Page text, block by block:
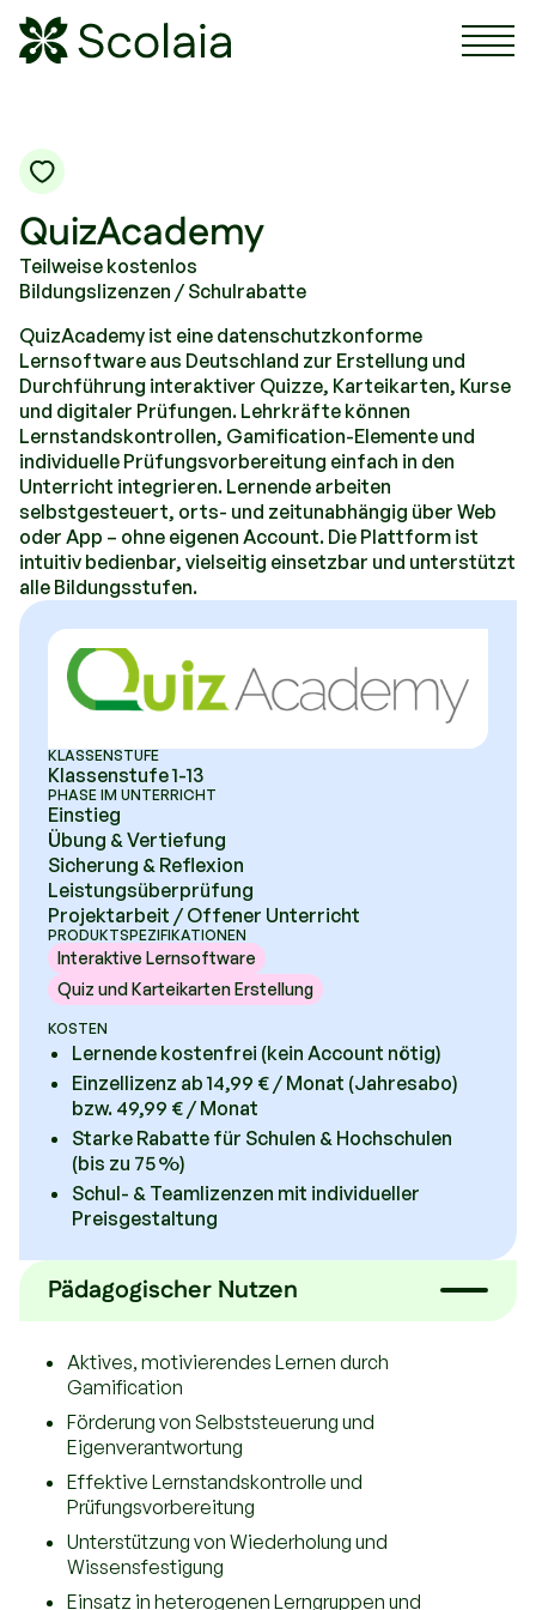
Scolaia Logo - Visit Homepage
QuizAcademy
Teilweise kostenlos
Bildungslizenzen / Schulrabatte
QuizAcademy ist eine datenschutzkonforme
Lernsoftware aus Deutschland zur Erstellung und
Durchführung interaktiver Quizze, Karteikarten, Kurse
und digitaler Prüfungen. Lehrkräfte können
Lernstandskontrollen, Gamification-Elemente und
individuelle Prüfungsvorbereitung einfach in den
Unterricht integrieren. Lernende arbeiten
selbstgesteuert, orts- und zeitunabhängig über Web
oder App – ohne eigenen Account. Die Plattform ist
intuitiv bedienbar, vielseitig einsetzbar und unterstützt
alle Bildungsstufen.
KLASSENSTUFE
Klassenstufe 1-13
PHASE IM UNTERRICHT
Einstieg
Übung & Vertiefung
Sicherung & Reflexion
Leistungsüberprüfung
Projektarbeit / Offener Unterricht
PRODUKTSPEZIFIKATIONEN
Interaktive Lernsoftware
Quiz und Karteikarten Erstellung
KOSTEN
Lernende kostenfrei (kein Account nötig)
Einzellizenz ab 14,99 € / Monat (Jahresabo)
bzw. 49,99 € / Monat
Starke Rabatte für Schulen & Hochschulen
(bis zu 75 %)
Schul- & Teamlizenzen mit individueller
Preisgestaltung
Pädagogischer Nutzen
Aktives, motivierendes Lernen durch
Gamification
Förderung von Selbststeuerung und
Eigenverantwortung
Effektive Lernstandskontrolle und
Prüfungsvorbereitung
Unterstützung von Wiederholung und
Wissensfestigung
Einsatz in heterogenen Lerngruppen und